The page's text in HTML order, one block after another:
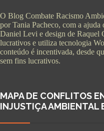
O Blog Combate Racismo
por Tania Pacheco, com a
Daniel Levi e design de Raquel
lucrativos e utiliza tecnologia
conteúdo é incentivada, desde
sem fins lucrativos.
MAPA DE CONFLITOS
INJUSTIÇA AMBIENTAL